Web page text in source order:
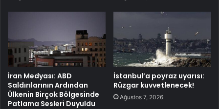
İran Medyası: ABD
Saldırılarının Ardından
Ülkenin Birçok Bölgesinde
Patlama Sesleri Duyuldu
İstanbul’a poyraz uyarısı:
Rüzgar kuvvetlenecek!
Ağustos 7, 2026